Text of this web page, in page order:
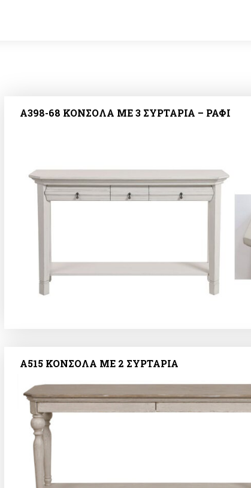
A398-68 ΚΟΝΣΟΛΑ ΜΕ 3 ΣΥΡΤΑΡΙΑ – ΡΑΦΙ
A515 ΚΟΝΣΟΛΑ ΜΕ 2 ΣΥΡΤΑΡΙΑ